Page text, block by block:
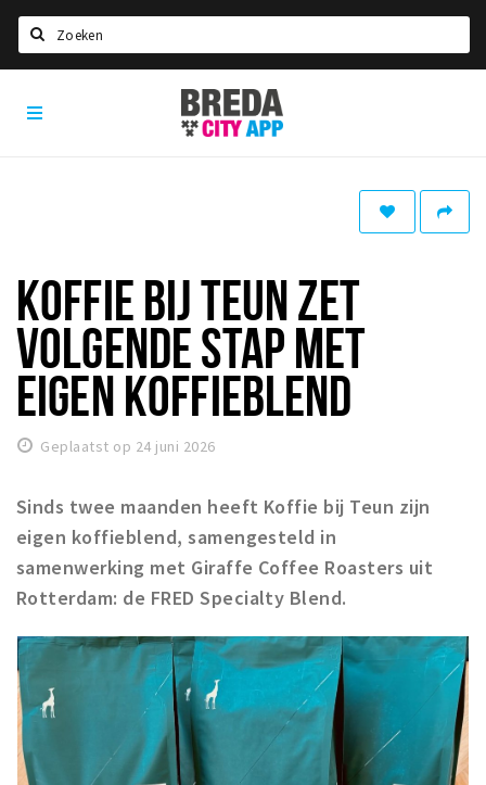
Home
Eten
Drinken
Slapen
Winkelgebieden
Parkeren
Bezienswaardigheden
Musea, theaters & podia
Uitjes & activiteiten
Toeristische routes
Natuurgebieden
Baroniepoorten
Breda
City
App
KOFFIE BIJ TEUN ZET
VOLGENDE STAP MET
EIGEN KOFFIEBLEND
Geplaatst op 24 juni 2026
Sinds twee maanden heeft Koffie bij Teun zijn
eigen koffieblend, samengesteld in
samenwerking met Giraffe Coffee Roasters uit
Rotterdam: de FRED Specialty Blend.